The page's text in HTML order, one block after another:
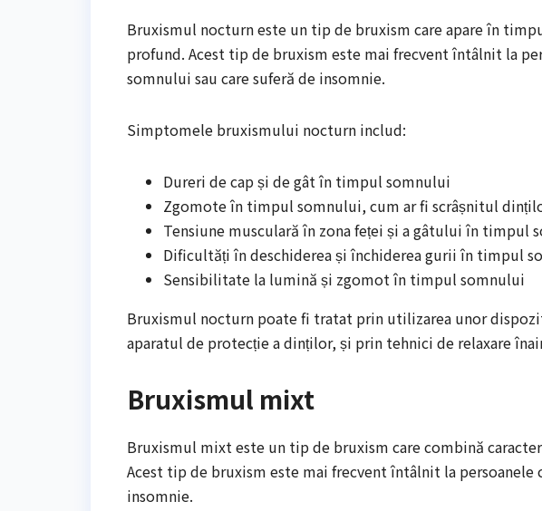
Bruxismul nocturn este un tip de bruxism care apare în
profund. Acest tip de bruxism este mai frecvent întâlnit la
somnului sau care suferă de insomnie.
Simptomele bruxismului nocturn includ:
Dureri de cap și de gât în timpul somnului
Zgomote în timpul somnului, cum ar fi scrâșnitul
Tensiune musculară în zona feței și a gâtului în timpul
Dificultăți în deschiderea și închiderea gurii în timpul
Sensibilitate la lumină și zgomot în timpul somnului
Bruxismul nocturn poate fi tratat prin utilizarea unor
aparatul de protecție a dinților, și prin tehnici de relaxare
Bruxismul mixt
Bruxismul mixt este un tip de bruxism care combină
Acest tip de bruxism este mai frecvent întâlnit la persoanele
insomnie.